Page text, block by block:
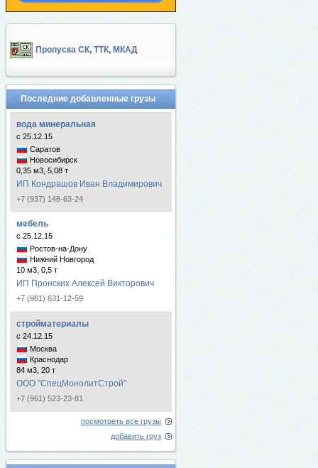
Пропуска СК, ТТК, МКАД
Последние добавленные грузы
вода минеральная
с 25.12.15
Саратов
Новосибирск
0,35 м3, 5,08 т
ИП Кондрашов Иван Владимирович
+7 (937) 148-63-24
мебель
с 25.12.15
Ростов-на-Дону
Нижний Новгород
10 м3, 0,5 т
ИП Пронских Алексей Викторович
+7 (961) 631-12-59
стройматериалы
с 24.12.15
Москва
Краснодар
84 м3, 20 т
ООО "СпецМонолитСтрой"
+7 (961) 523-23-81
посмотреть все грузы
добавить груз